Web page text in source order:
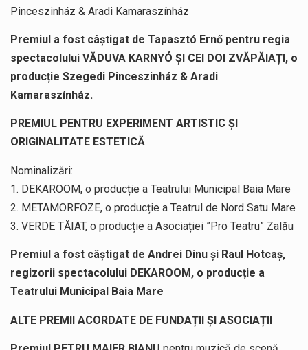
Pinceszinház & Aradi Kamaraszínház
Premiul a fost câștigat de Tapasztó Ernő pentru regia
spectacolului VĂDUVA KARNYÓ ȘI CEI DOI ZVĂPĂIAȚI, o
producție Szegedi Pinceszinház & Aradi
Kamaraszínház.
PREMIUL PENTRU EXPERIMENT ARTISTIC ȘI
ORIGINALITATE ESTETICĂ
Nominalizări:
1. DEKAROOM, o producție a Teatrului Municipal Baia Mare
2. METAMORFOZE, o producție a Teatrul de Nord Satu Mare
3. VERDE TĂIAT, o producție a Asociației ”Pro Teatru” Zalău
Premiul a fost câștigat de Andrei Dinu și Raul Hotcaș,
regizorii spectacolului DEKAROOM, o producție a
Teatrului Municipal Baia Mare
ALTE PREMII ACORDATE DE FUNDAȚII ȘI ASOCIAȚII